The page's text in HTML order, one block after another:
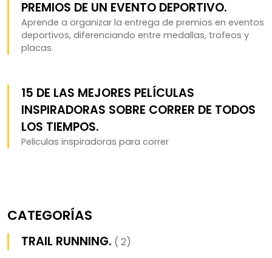
PREMIOS DE UN EVENTO DEPORTIVO.
Aprende a organizar la entrega de premios en eventos
deportivos, diferenciando entre medallas, trofeos y
placas.
15 DE LAS MEJORES PELÍCULAS
INSPIRADORAS SOBRE CORRER DE TODOS
LOS TIEMPOS.
Peliculas inspiradoras para correr
CATEGORÍAS
TRAIL RUNNING. ( 2)